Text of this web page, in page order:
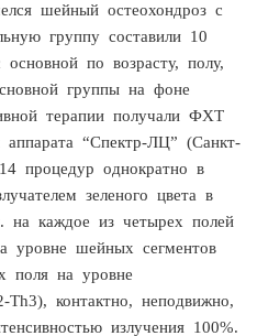
шейный остеохондроз с
группу составили 10
по возрасту, полу,
группы на фоне
терапии получали ФХТ
“Спектр-ЛЦ” (Cанкт-
процедур однократно в
зеленого цвета в
на каждое из четырех полей
уровне шейных сегментов
поля на уровне
Th3), контактно, неподвижно,
излучения 100%.